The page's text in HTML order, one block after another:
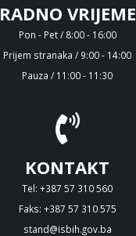
RADNO VRIJEME
Pon - Pet / 8:00 - 16:00
Prijem stranaka / 9:00 - 14:00
Pauza / 11:00 - 11:30
KONTAKT
Tel: +387 57 310 560
Faks: +387 57 310 575
stand@isbih.gov.ba